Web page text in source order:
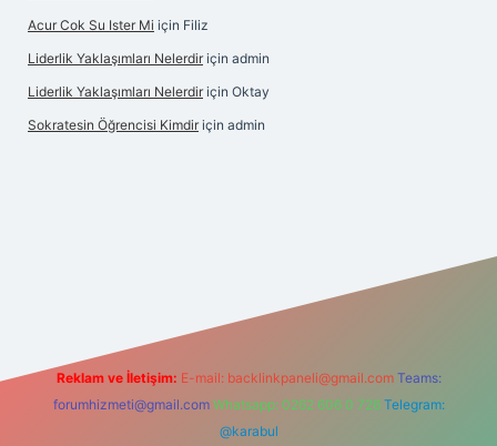
Acur Cok Su Ister Mi için Filiz
Liderlik Yaklaşımları Nelerdir için admin
Liderlik Yaklaşımları Nelerdir için Oktay
Sokratesin Öğrencisi Kimdir için admin
Reklam ve İletişim: E-mail: backlinkpaneli@gmail.com Teams:
forumhizmeti@gmail.com Whatsapp: 0262 606 0 726 Telegram:
@karabul